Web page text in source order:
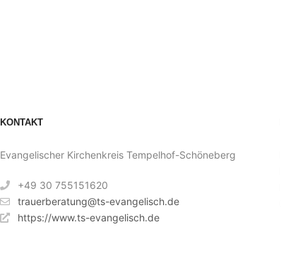
KONTAKT
Evangelischer Kirchenkreis Tempelhof-Schöneberg
+49 30 755151620
trauerberatung@ts-evangelisch.de
https://www.ts-evangelisch.de